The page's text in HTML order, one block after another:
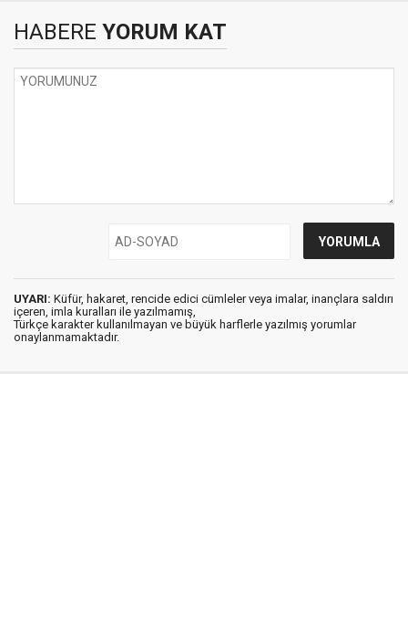
HABERE YORUM KAT
UYARI: Küfür, hakaret, rencide edici cümleler veya imalar, inançlara saldırı
içeren, imla kuralları ile yazılmamış,
Türkçe karakter kullanılmayan ve büyük harflerle yazılmış yorumlar
onaylanmamaktadır.